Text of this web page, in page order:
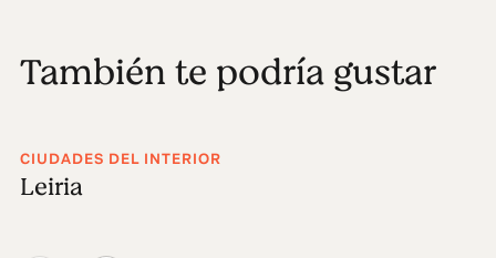
También te podría gustar
CIUDADES DEL INTERIOR
Leiria